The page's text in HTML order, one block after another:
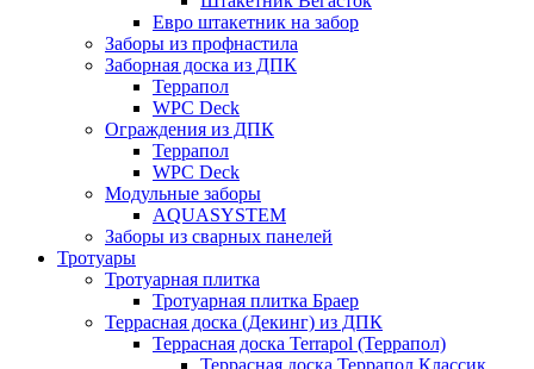
Евро штакетник на забор
Заборы из профнастила
Заборная доска из ДПК
Террапол
WPC Deck
Ограждения из ДПК
Террапол
WPC Deck
Модульные заборы
AQUASYSTEM
Заборы из сварных панелей
Тротуары
Тротуарная плитка
Тротуарная плитка Браер
Террасная доска (Декинг) из ДПК
Террасная доска Terrapol (Террапол)
Террасная доска Террапол Классик